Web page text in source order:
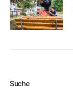
Suche